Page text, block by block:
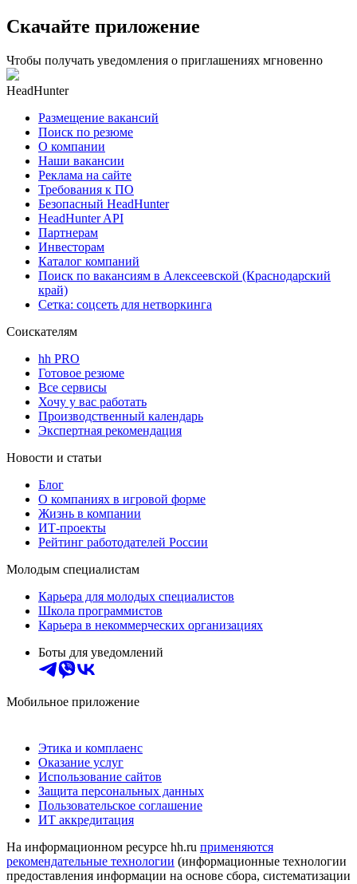
Скачайте приложение
Чтобы получать уведомления о приглашениях мгновенно
HeadHunter
Размещение вакансий
Поиск по резюме
О компании
Наши вакансии
Реклама на сайте
Требования к ПО
Безопасный HeadHunter
HeadHunter API
Партнерам
Инвесторам
Каталог компаний
Поиск по вакансиям в Алексеевской (Краснодарский
край)
Сетка: соцсеть для нетворкинга
Соискателям
hh PRO
Готовое резюме
Все сервисы
Хочу у вас работать
Производственный календарь
Экспертная рекомендация
Новости и статьи
Блог
О компаниях в игровой форме
Жизнь в компании
ИТ-проекты
Рейтинг работодателей России
Молодым специалистам
Карьера для молодых специалистов
Школа программистов
Карьера в некоммерческих организациях
Боты для уведомлений
Мобильное приложение
Этика и комплаенс
Оказание услуг
Использование сайтов
Защита персональных данных
Пользовательское соглашение
ИТ аккредитация
На информационном ресурсе hh.ru применяются
рекомендательные технологии (информационные технологии
предоставления информации на основе сбора, систематизации